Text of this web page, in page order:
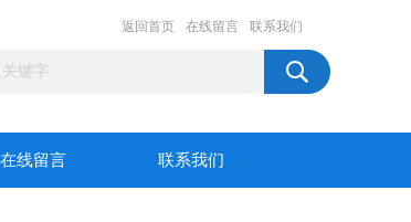
返回首页 在线留言 联系我们
在线留言 联系我们